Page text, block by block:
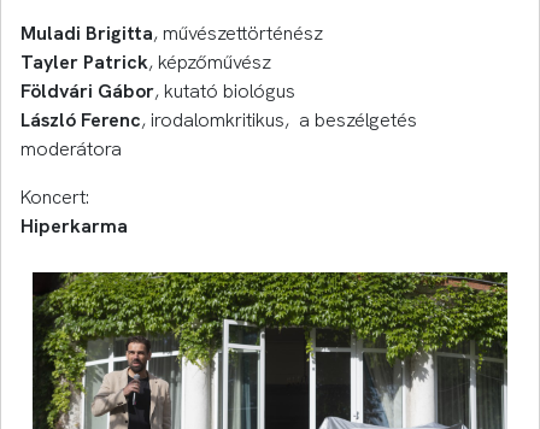
Muladi Brigitta, művészettörténész
Tayler Patrick, képzőművész
Földvári Gábor, kutató biológus
László Ferenc, irodalomkritikus, a beszélgetés
moderátora
Koncert:
Hiperkarma